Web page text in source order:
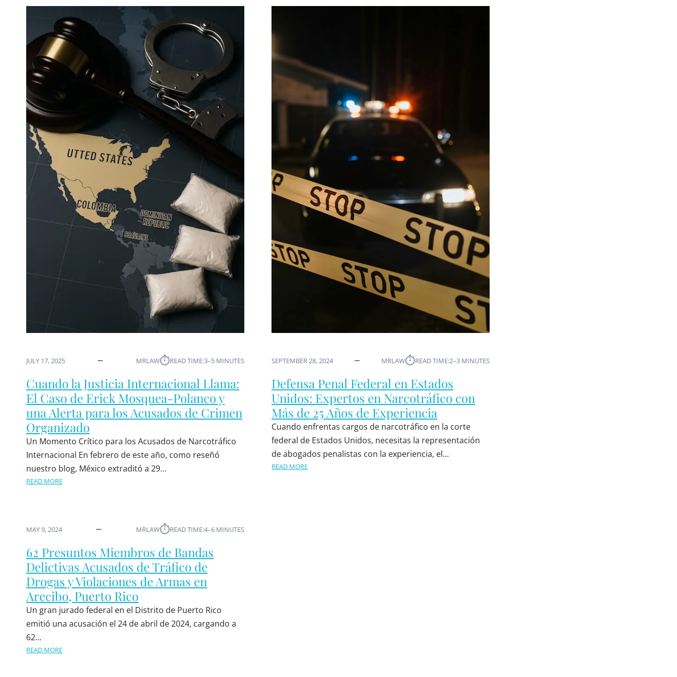
JULY 17, 2025 MRLAW⏱︎READ TIME:3–5 MINUTES
Cuando la Justicia Internacional Llama:
El Caso de Erick Mosquea-Polanco y
una Alerta para los Acusados de Crimen
Organizado
Un Momento Crítico para los Acusados de Narcotráfico
Internacional En febrero de este año, como reseñó
nuestro blog, México extraditó a 29…
READ MORE
SEPTEMBER 28, 2024 MRLAW⏱︎READ TIME:2–3 MINUTES
Defensa Penal Federal en Estados
Unidos: Expertos en Narcotráfico con
Más de 25 Años de Experiencia
Cuando enfrentas cargos de narcotráfico en la corte
federal de Estados Unidos, necesitas la representación
de abogados penalistas con la experiencia, el…
READ MORE
MAY 9, 2024 MRLAW⏱︎READ TIME:4–6 MINUTES
62 Presuntos Miembros de Bandas
Delictivas Acusados de Tráfico de
Drogas y Violaciones de Armas en
Arecibo, Puerto Rico
Un gran jurado federal en el Distrito de Puerto Rico
emitió una acusación el 24 de abril de 2024, cargando a
62…
READ MORE